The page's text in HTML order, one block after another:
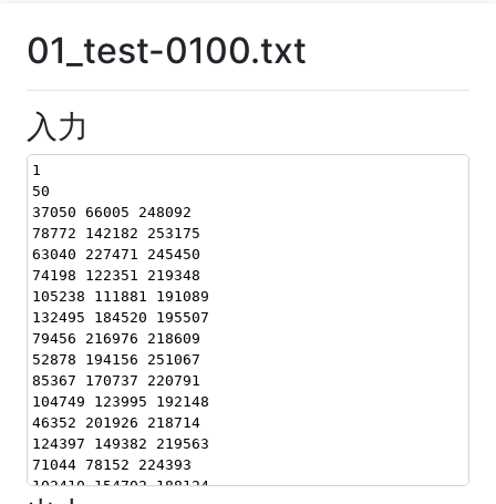
01_test-0100.txt
入力
1
50
37050 66005 248092
78772 142182 253175
63040 227471 245450
74198 122351 219348
105238 111881 191089
132495 184520 195507
79456 216976 218609
52878 194156 251067
85367 170737 220791
104749 123995 192148
46352 201926 218714
124397 149382 219563
71044 78152 224393
102410 154702 188124